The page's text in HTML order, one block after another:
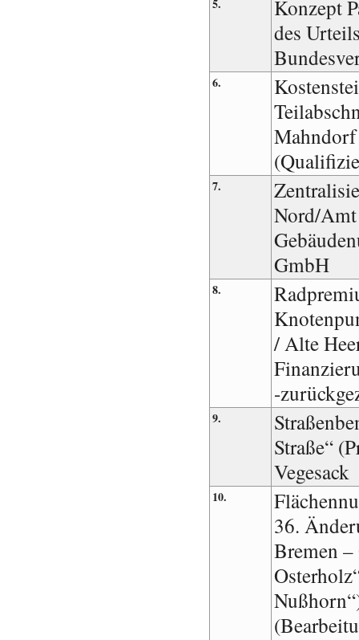
5.
Konzept
des
6.
7.
Nord/
GmbH
8.
/ Alte
-
9.
Straße“
Vegesack
10.
36.
Bremen